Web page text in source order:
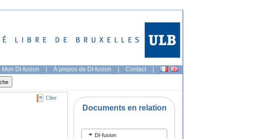
Mon DI-fusion | À propos de DI-fusion | Contact |
Citer
Documents en relation
DI-fusion